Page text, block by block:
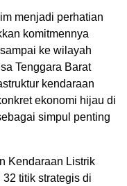
menjadi perhatian
komitmennya
ke wilayah
Tenggara Barat
kendaraan
ekonomi hijau di
simpul penting
Kendaraan Listrik
titik strategis di